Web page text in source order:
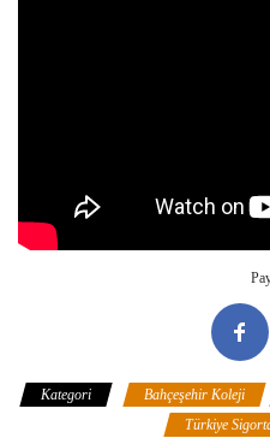
Kategori Bahçeşehir Koleji
Türkiye